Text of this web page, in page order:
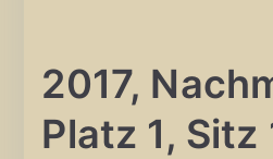
2017,
Platz 1, Sitz